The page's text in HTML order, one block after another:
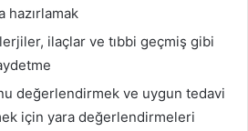
hazırlamak
ilaçlar ve tıbbi geçmiş gibi
değerlendirmek ve uygun tedavi
için yara değerlendirmeleri